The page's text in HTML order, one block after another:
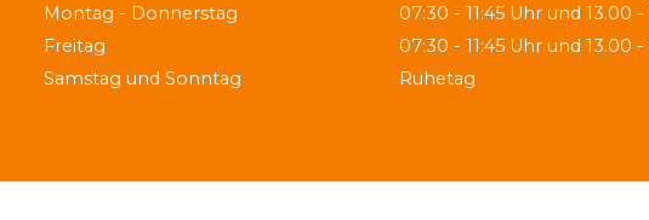
Montag - Donnerstag
07:30 - 11:45 Uhr und 13.00 -
Freitag
07:30 - 11:45 Uhr und 13.00
Samstag und Sonntag
Ruhetag